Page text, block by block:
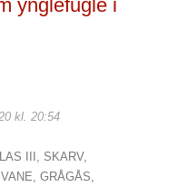
ynglefugle i
kl. 20:54
III, SKARV,
GRÅGÅS,